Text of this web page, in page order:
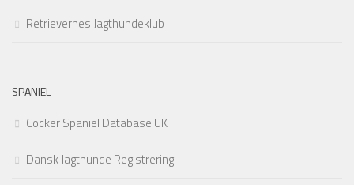
Retrievernes Jagthundeklub
SPANIEL
Cocker Spaniel Database UK
Dansk Jagthunde Registrering